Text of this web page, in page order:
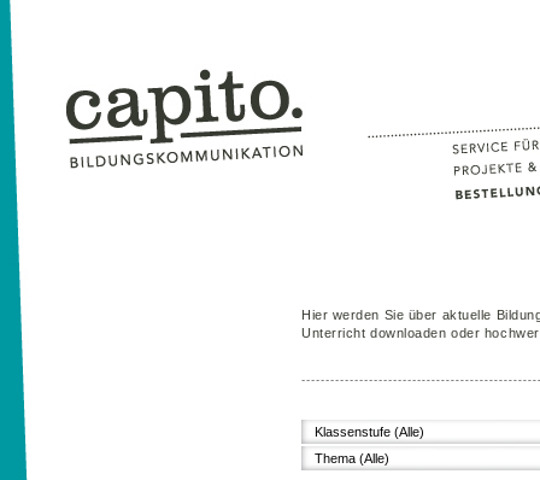
Hier werden Sie über aktuelle
Unterricht downloaden oder
Klassenstufe (Alle)
Thema (Alle)